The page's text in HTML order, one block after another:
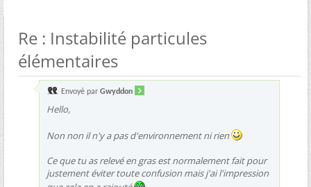
Re : Instabilité particules
élémentaires
Envoyé par Gwyddon
Hello,
Non non il n'y a pas d'environnement ni rien
Ce que tu as relevé en gras est normalement fait pour
justement éviter toute confusion mais j'ai l'impression